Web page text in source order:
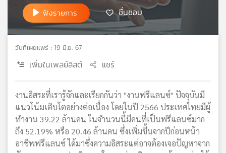
แผนที่
เครือ
ฟังรายการ ชื่นชอบ
วันที่เผยแพร่ : 19 มิ.ย. 67
เพิ่มในเพลย์ลิสต์ แชร์
งานอิสระที่เรารู้จักและเรียกกันว่า "งานฟรีแลนซ์" ปัจจุบันมี
แนวโน้มเติบโตอย่างต่อเนื่อง โดยในปี 2566 ประเทศไทยมีผู้
ทำงาน 39.22 ล้านคน ในจำนวนนี้มีคนที่เป็นฟรีแลนซ์มาก
ถึง 52.19% หรือ 20.46 ล้านคน ซึ่งเพิ่มขึ้นจากปีก่อนหน้า
อาชีพฟรีแลนซ์ ได้มาซึ่งความอิสระแต่อาจต้องเจอปัญหาจาก